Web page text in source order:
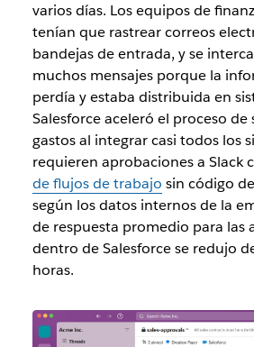
varios días. Los equipos de
tenían que rastrear correos
bandejas de entrada, y se
muchos mensajes porque la
perdía y estaba distribuida en
Salesforce aceleró el proceso
gastos al integrar casi todos los
requieren aprobaciones a Slack
de flujos de trabajo sin código
según los datos internos de la
de respuesta promedio para las
dentro de Salesforce se redujo
horas.